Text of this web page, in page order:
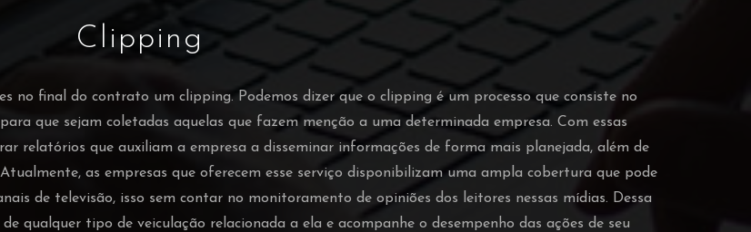
Clipping
no final do contrato um clipping. Podemos dizer que o clipping é um processo que consiste no
que sejam coletadas aquelas que fazem menção a uma determinada empresa. Com essas
relatórios que auxiliam a empresa a disseminar informações de forma mais planejada, além de
as empresas que oferecem esse serviço disponibilizam uma ampla cobertura que pode
de televisão, isso sem contar no monitoramento de opiniões dos leitores nessas mídias. Dessa
qualquer tipo de veiculação relacionada a ela e acompanhe o desempenho das ações de seu